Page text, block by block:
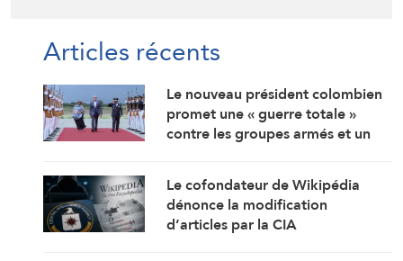
Articles récents
Le nouveau président colombien
promet une « guerre totale »
contre les groupes armés et un
Washington
Le cofondateur de Wikipédia
dénonce la modification
d’articles par la CIA